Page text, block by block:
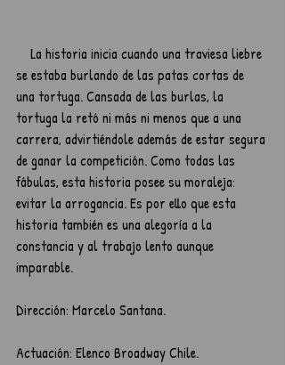
se estaba burlando de las patas cortas de
una tortuga. Cansada de las burlas, la
tortuga la retó ni más ni menos que a una
carrera, advirtiéndole además de estar segura
de ganar la competición. Como todas las
fábulas, esta historia posee su moraleja:
evitar la arrogancia. Es por ello que esta
historia también es una alegoría a la
constancia y al trabajo lento aunque
imparable.
Dirección: Marcelo Santana.
Actuación: Elenco Broadway Chile.